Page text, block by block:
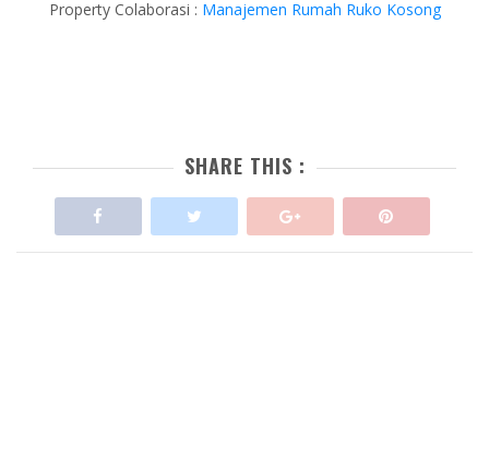
Property Colaborasi : Manajemen Rumah Ruko Kosong
SHARE THIS :